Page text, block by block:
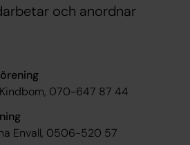
och anordnar
070-647 87 44
Envall, 0506-520 57